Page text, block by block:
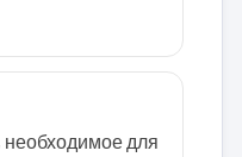
необходимое для